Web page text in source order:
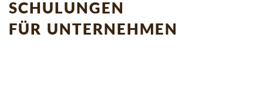
schulungen
für unternehmen